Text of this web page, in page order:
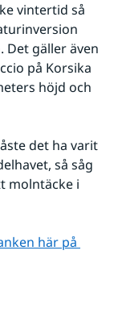
vintertid så
Det gäller även
på Korsika
höjd och
det ha varit
så såg
molntäcke i
här på